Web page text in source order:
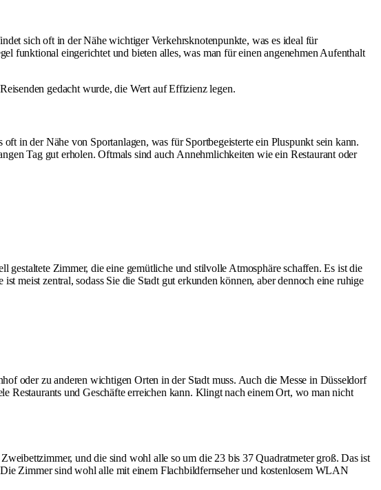
sich oft in der Nähe wichtiger Verkehrsknotenpunkte, was es ideal für
funktional eingerichtet und bieten alles, was man für einen angenehmen Aufenthalt
gedacht wurde, die Wert auf Effizienz legen.
in der Nähe von Sportanlagen, was für Sportbegeisterte ein Pluspunkt sein kann.
Tag gut erholen. Oftmals sind auch Annehmlichkeiten wie ein Restaurant oder
Zimmer, die eine gemütliche und stilvolle Atmosphäre schaffen. Es ist die
meist zentral, sodass Sie die Stadt gut erkunden können, aber dennoch eine ruhige
oder zu anderen wichtigen Orten in der Stadt muss. Auch die Messe in Düsseldorf
Restaurants und Geschäfte erreichen kann. Klingt nach einem Ort, wo man nicht
und die sind wohl alle so um die 23 bis 37 Quadratmeter groß. Das ist
Zimmer sind wohl alle mit einem Flachbildfernseher und kostenlosem WLAN